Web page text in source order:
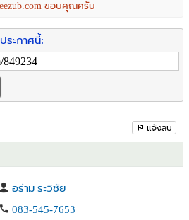
กแบ่งขายสดผ่อน
ขอบคุณครับ
ระกาศนี้:
แจ้งลบ
อร่าม ระวิชัย
083-545-7653